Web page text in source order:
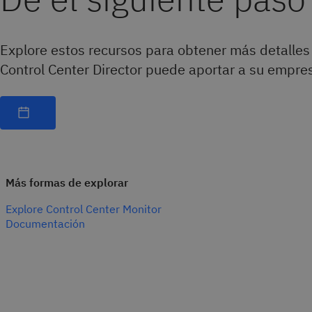
Explore estos recursos para obtener más
Control Center Director puede aportar a su
Más formas de explorar
Explore Control Center Monitor
Documentación